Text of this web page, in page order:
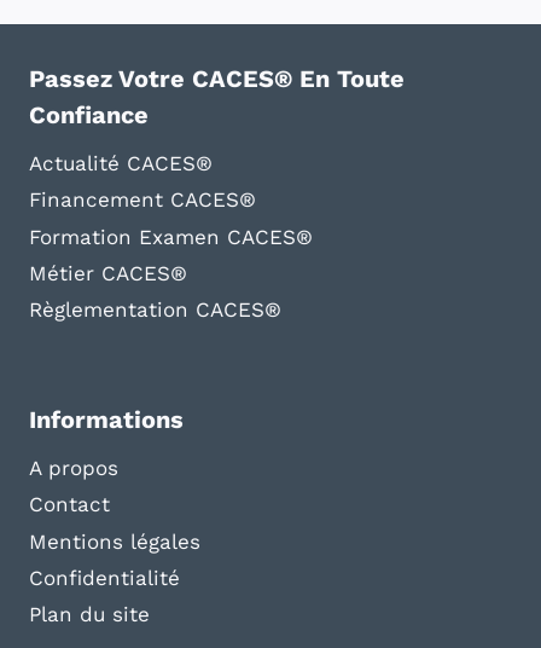
Passez Votre CACES® En Toute
Confiance
Actualité CACES®
Financement CACES®
Formation Examen CACES®
Métier CACES®
Règlementation CACES®
Informations
A propos
Contact
Mentions légales
Confidentialité
Plan du site